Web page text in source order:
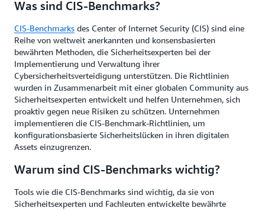
Was sind CIS-Benchmarks?
CIS-Benchmarks des Center of Internet Security (CIS) sind eine
Reihe von weltweit anerkannten und konsensbasierten
bewährten Methoden, die Sicherheitsexperten bei der
Implementierung und Verwaltung ihrer
Cybersicherheitsverteidigung unterstützen. Die Richtlinien
wurden in Zusammenarbeit mit einer globalen Community aus
Sicherheitsexperten entwickelt und helfen Unternehmen, sich
proaktiv gegen neue Risiken zu schützen. Unternehmen
implementieren die CIS-Benchmark-Richtlinien, um
konfigurationsbasierte Sicherheitslücken in ihren digitalen
Assets einzugrenzen.
Warum sind CIS-Benchmarks wichtig?
Tools wie die CIS-Benchmarks sind wichtig, da sie von
Sicherheitsexperten und Fachleuten entwickelte bewährte